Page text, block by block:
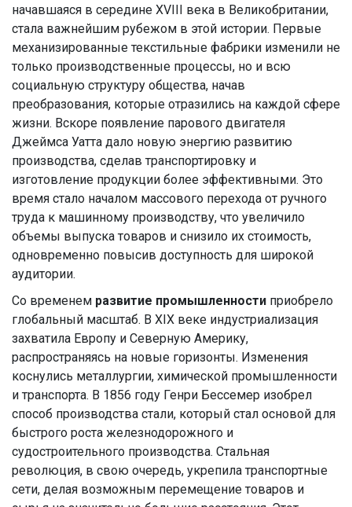
начавшаяся в середине XVIII века в Великобритании,
стала важнейшим рубежом в этой истории. Первые
механизированные текстильные фабрики изменили не
только производственные процессы, но и всю
социальную структуру общества, начав
преобразования, которые отразились на каждой сфере
жизни. Вскоре появление парового двигателя
Джеймса Уатта дало новую энергию развитию
производства, сделав транспортировку и
изготовление продукции более эффективными. Это
время стало началом массового перехода от ручного
труда к машинному производству, что увеличило
объемы выпуска товаров и снизило их стоимость,
одновременно повысив доступность для широкой
аудитории.
Со временем развитие промышленности приобрело
глобальный масштаб. В XIX веке индустриализация
захватила Европу и Северную Америку,
распространяясь на новые горизонты. Изменения
коснулись металлургии, химической промышленности
и транспорта. В 1856 году Генри Бессемер изобрел
способ производства стали, который стал основой для
быстрого роста железнодорожного и
судостроительного производства. Стальная
революция, в свою очередь, укрепила транспортные
сети, делая возможным перемещение товаров и